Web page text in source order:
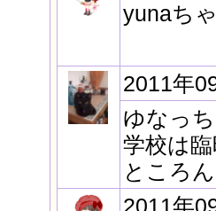
yunaち
2011年
ゆなっ
学校は
ところ
2011年